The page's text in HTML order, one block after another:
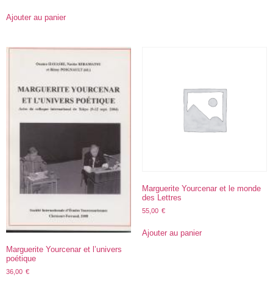
Ajouter au panier
Marguerite Yourcenar et l’univers
poétique
36,00 €
Marguerite Yourcenar et le monde
des Lettres
55,00 €
Ajouter au panier